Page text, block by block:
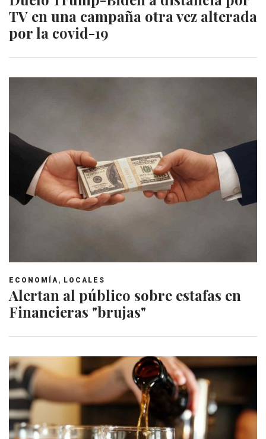
TV en una campaña otra vez alterada
por la covid-19
ECONOMÍA, LOCALES
Alertan al público sobre estafas en
Financieras "brujas"